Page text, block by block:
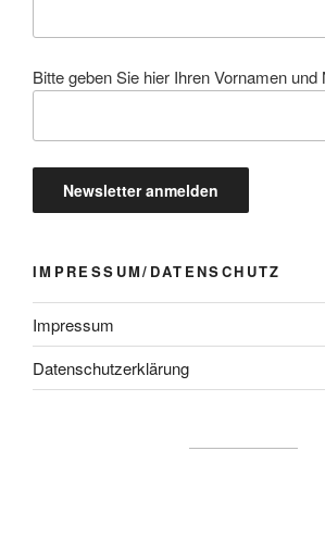
Bitte geben Sie hier Ihren Vornamen und
IMPRESSUM/DATENSCHUTZ
Impressum
Datenschutzerklärung